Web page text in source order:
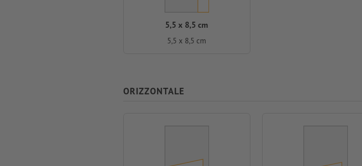
5,5 x 8,5 cm
5,5 x 8,5 cm
ORIZZONTALE